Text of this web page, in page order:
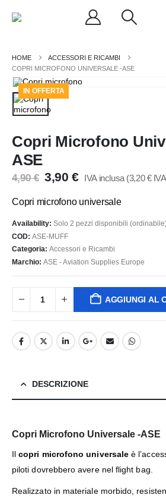
ACCESSORI E RICAMBI
COPRI MICROFONO UNIVERSALE -ASE
IN OFFERTA
Copri Microfono
ASE
4,90€ Il
originale
4,90 €.
3,90€Il
attuale
3,90 €.
IVA inclusa (3,20€
Copri microfono universale
Availability: Solo 2 pezzi disponibili
COD: ASE-MUFF
Categoria: Accessori e Ricambi
Marchio: ASE - Aviation Supplies Europe
AGGIUNGI AL
DESCRIZIONE
Copri Microfono Universale -ASE
Ilcopri microfono universale è
piloti dovrebbero avere nel flight bag.
Realizzato in materiale morbido,